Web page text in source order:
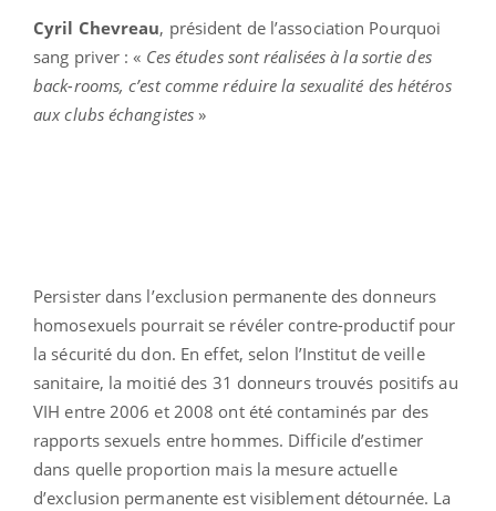
Cyril Chevreau, président de l’association Pourquoi
sang priver : « Ces études sont réalisées à la sortie des
back-rooms, c’est comme réduire la sexualité des hétéros
aux clubs échangistes »
Persister dans l’exclusion permanente des donneurs
homosexuels pourrait se révéler contre-productif pour
la sécurité du don. En effet, selon l’Institut de veille
sanitaire, la moitié des 31 donneurs trouvés positifs au
VIH entre 2006 et 2008 ont été contaminés par des
rapports sexuels entre hommes. Difficile d’estimer
dans quelle proportion mais la mesure actuelle
d’exclusion permanente est visiblement détournée. La